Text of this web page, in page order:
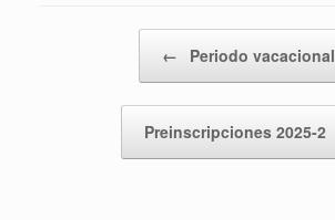
← Periodo vacacional
Preinscripciones 2025-2